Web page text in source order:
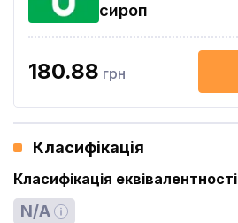
сироп
180.88 грн
Класифікація
Класифікація еквівалентності
N/A